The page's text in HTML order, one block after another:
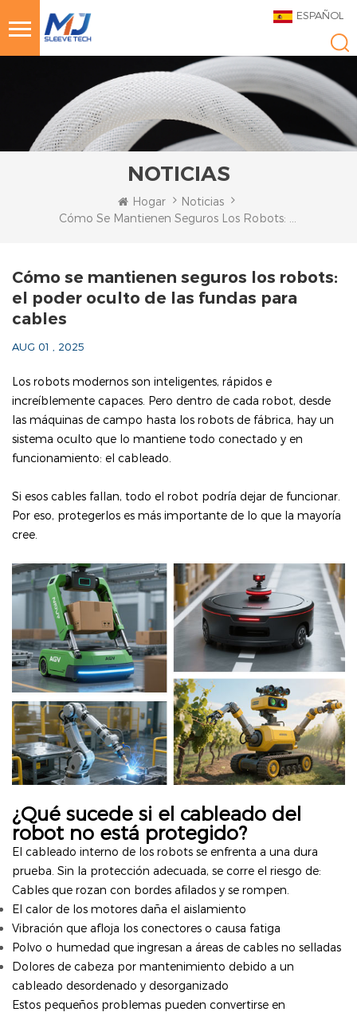
ESPAÑOL
NOTICIAS
Hogar
Noticias
Cómo se mantienen seguros los robots:
el poder oculto de las fundas para
cables
AUG 01 , 2025
Los robots modernos son inteligentes, rápidos e
increíblemente capaces. Pero dentro de cada robot, desde
las máquinas de campo hasta los robots de fábrica, hay un
sistema oculto que lo mantiene todo conectado y en
funcionamiento: el cableado.
Si esos cables fallan, todo el robot podría dejar de funcionar.
Por eso, protegerlos es más importante de lo que la mayoría
cree.
¿Qué sucede si el cableado del
robot no está protegido?
El cableado interno de los robots se enfrenta a una dura
prueba. Sin la protección adecuada, se corre el riesgo de:
Cables que rozan con bordes afilados y se rompen.
El calor de los motores daña el aislamiento
Vibración que afloja los conectores o causa fatiga
Polvo o humedad que ingresan a áreas de cables no selladas
Dolores de cabeza por mantenimiento debido a un
cableado desordenado y desorganizado
Estos pequeños problemas pueden convertirse en